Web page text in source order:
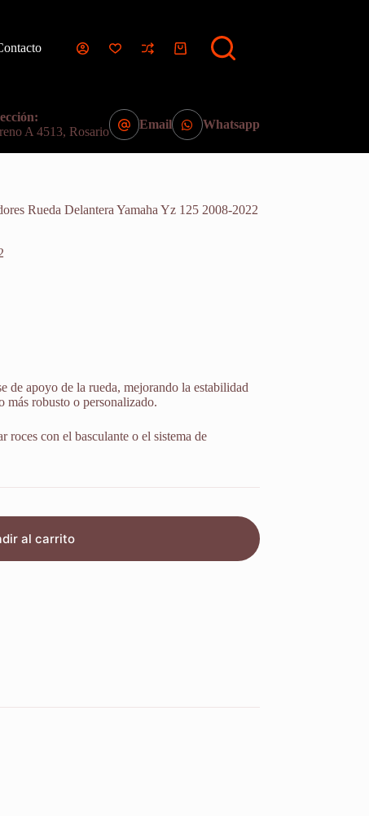
Carro
A 4513, Rosario
Email Whatsapp
Rueda Delantera Yamaha Yz 125 2008-2022
de apoyo de la rueda, mejorando la estabilidad
más robusto o personalizado.
roces con el basculante o el sistema de
al carrito